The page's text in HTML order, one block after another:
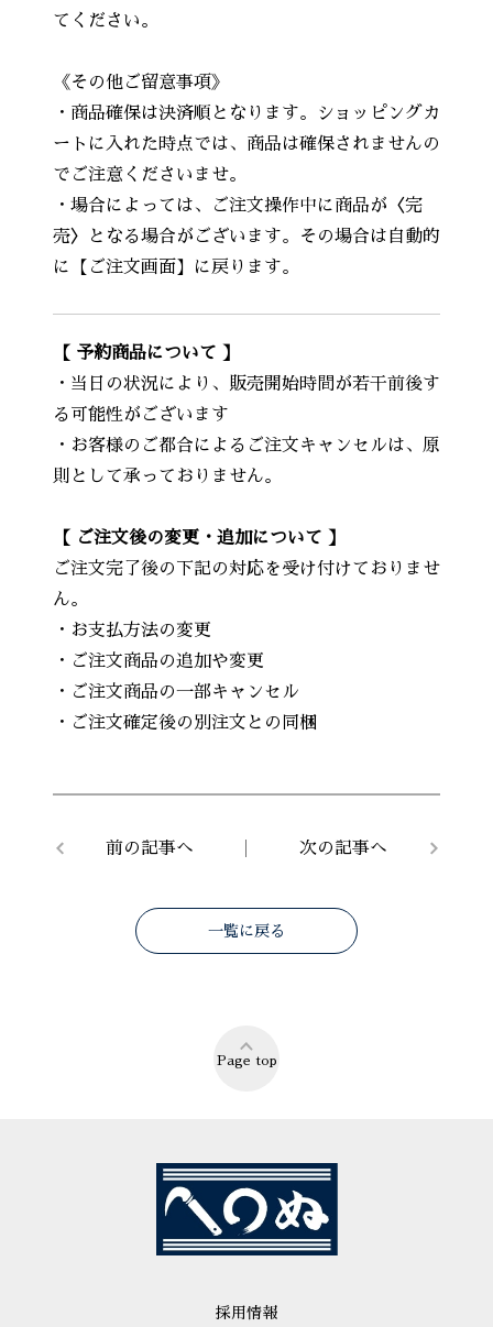
てください。
《その他ご留意事項》
・商品確保は決済順となります。ショッピングカ
ートに入れた時点では、商品は確保されませんの
でご注意くださいませ。
・場合によっては、ご注文操作中に商品が〈完
売〉となる場合がございます。その場合は自動的
に【ご注文画面】に戻ります。
【 予約商品について 】
・当日の状況により、販売開始時間が若干前後す
る可能性がございます
・お客様のご都合によるご注文キャンセルは、原
則として承っておりません。
【 ご注文後の変更・追加について 】
ご注文完了後の下記の対応を受け付けておりませ
ん。
・お支払方法の変更
・ご注文商品の追加や変更
・ご注文商品の一部キャンセル
・ご注文確定後の別注文との同梱
前の記事へ 次の記事へ
一覧に戻る
Page top
採用情報